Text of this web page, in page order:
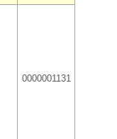
0000001131